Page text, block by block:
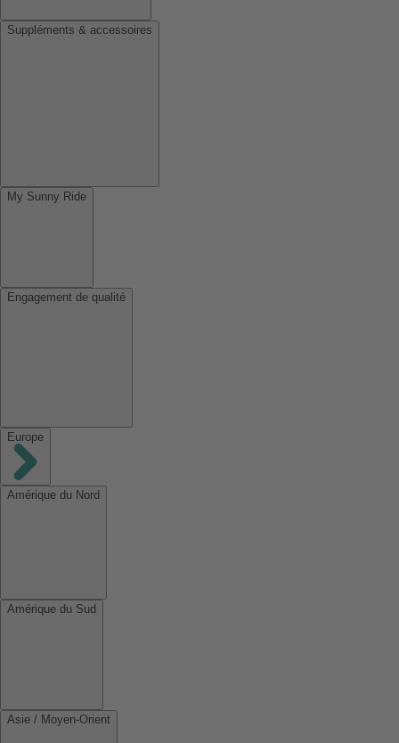
Suppléments & accessoires
My Sunny Ride
Engagement de qualité
Europe
Amérique du Nord
Amérique du Sud
Asie / Moyen-Orient